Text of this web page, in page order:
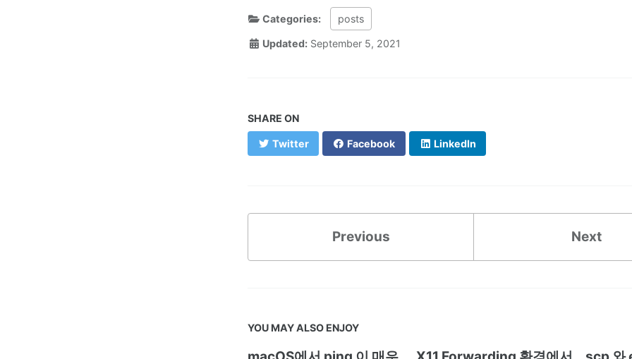
Categories: posts
Updated: September 5, 2021
SHARE ON
Twitter Facebook LinkedIn
Previous Next
YOU MAY ALSO ENJOY